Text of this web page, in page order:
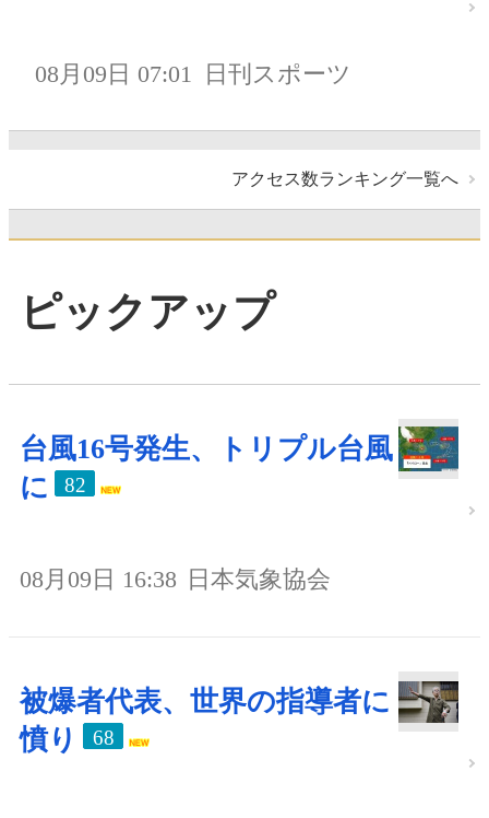
08月09日 07:01 日刊スポーツ
アクセス数ランキング一覧へ
ピックアップ
台風16号発生、トリプル台風
に
82
08月09日 16:38 日本気象協会
被爆者代表、世界の指導者に
憤り
68